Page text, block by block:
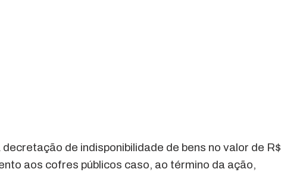
de indisponibilidade de bens no valor de R$
aos cofres públicos caso, ao término da ação,